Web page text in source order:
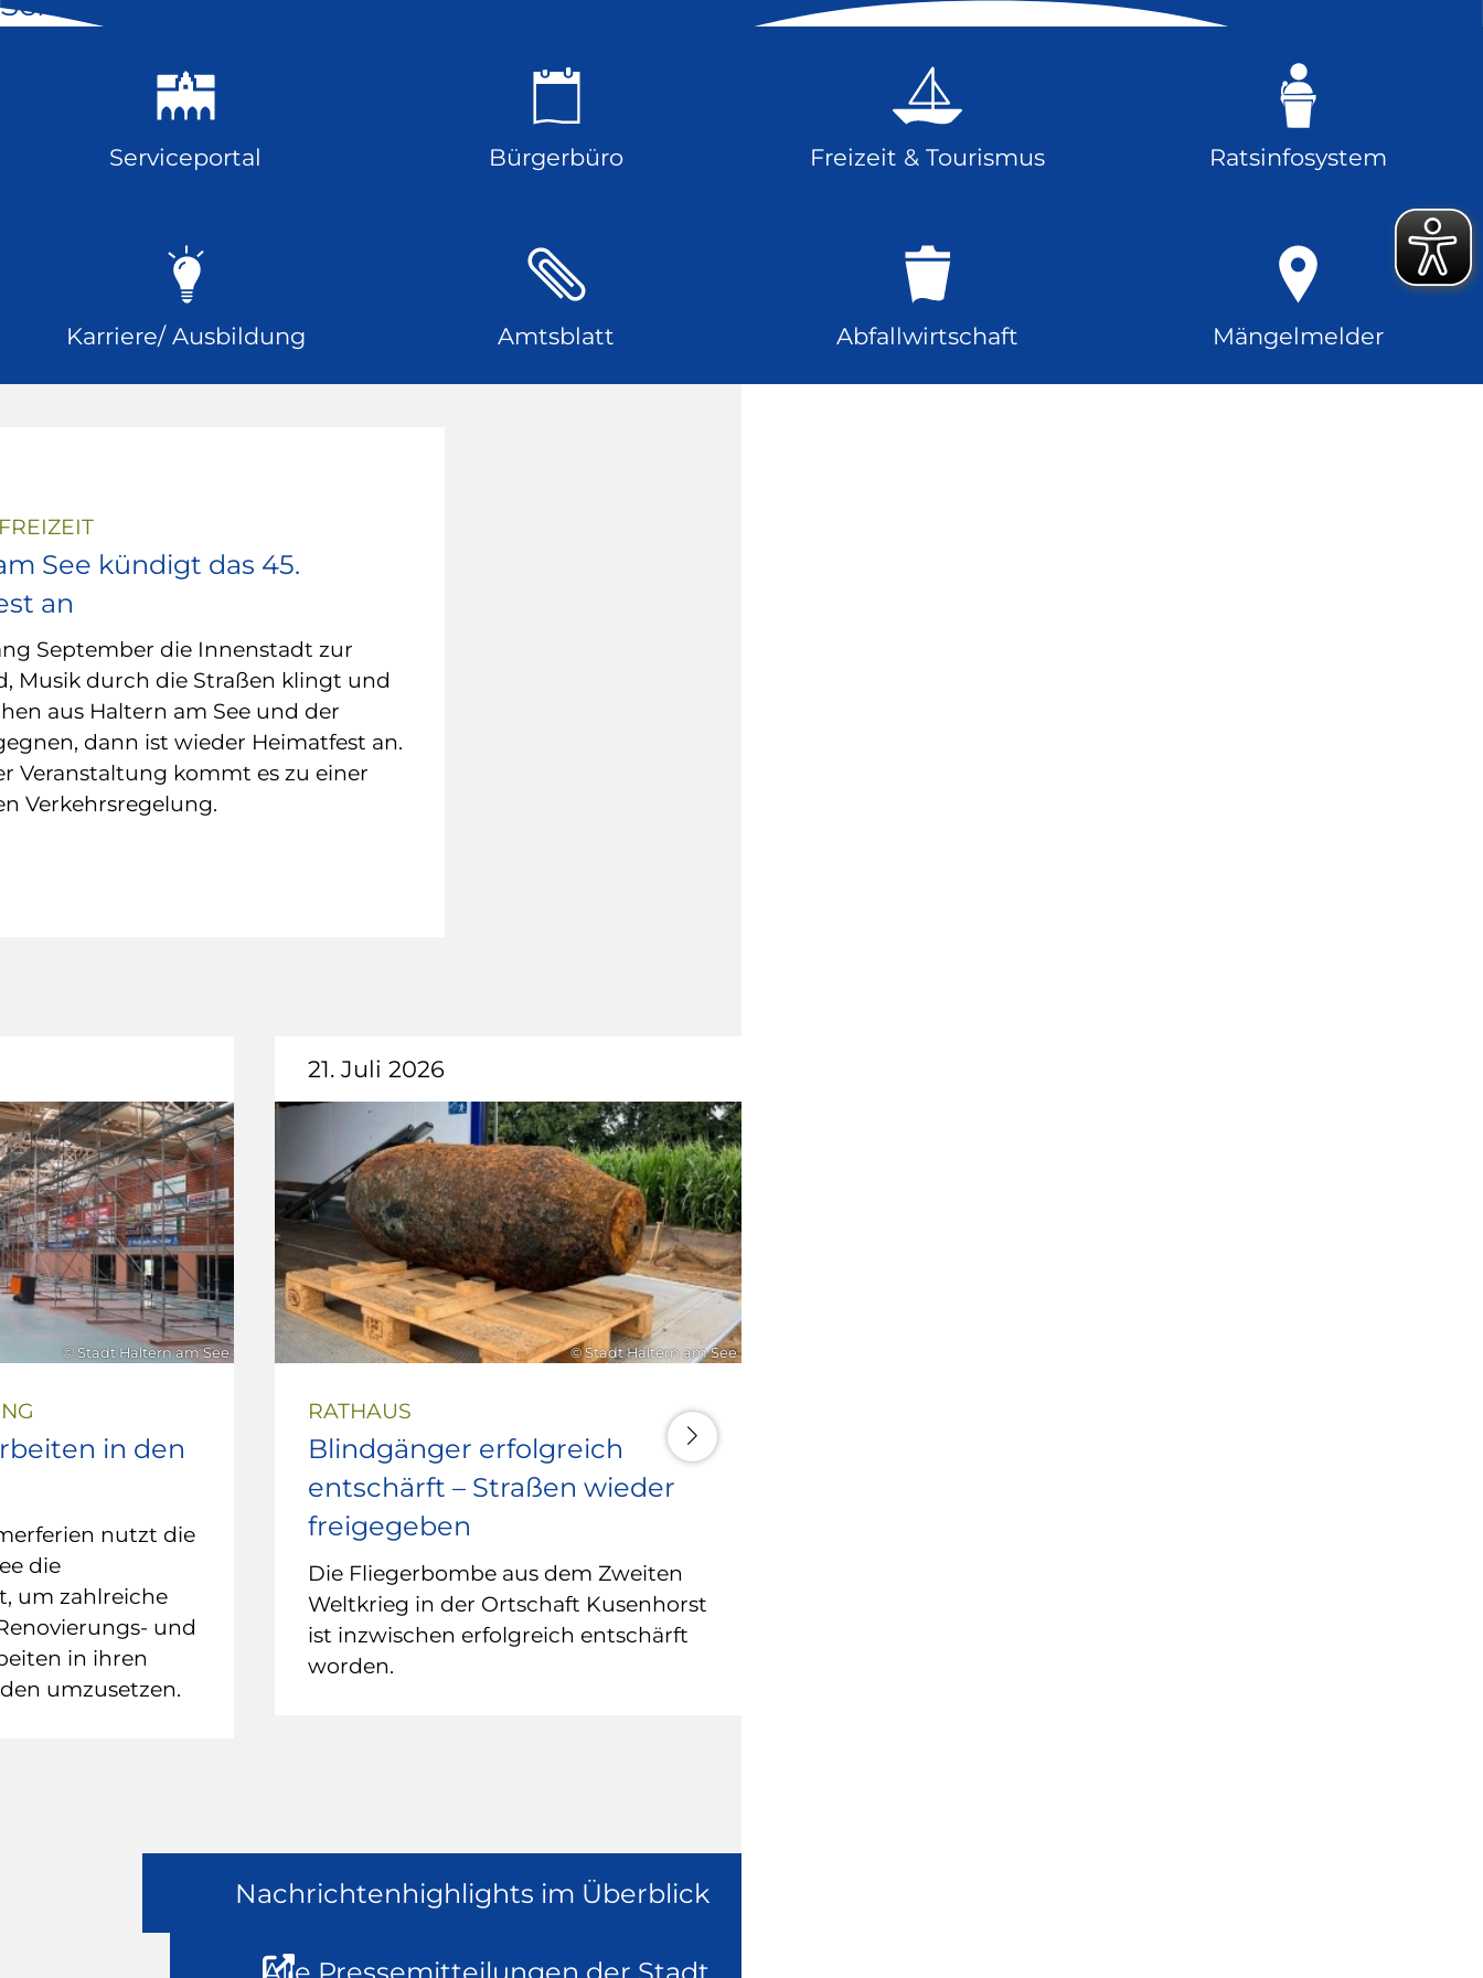
Serviceportal Bürgerbüro Freizeit & Tourismus Ratsinfosystem
Karriere/ Ausbildung Amtsblatt Abfallwirtschaft Mängelmelder
See kündigt das 45.
an
September die Innenstadt zur
Musik durch die Straßen klingt und
aus Haltern am See und der
dann ist wieder Heimatfest an.
Veranstaltung kommt es zu einer
Verkehrsregelung.
© Stadt Haltern am See
in den
nutzt die
die
um zahlreiche
und
in ihren
umzusetzen.
21. Juli 2026
© Stadt Haltern am See
RATHAUS
Blindgänger erfolgreich
entschärft – Straßen wieder
freigegeben
Die Fliegerbombe aus dem Zweiten
Weltkrieg in der Ortschaft Kusenhorst
ist inzwischen erfolgreich entschärft
worden.
Nachrichtenhighlights im Überblick